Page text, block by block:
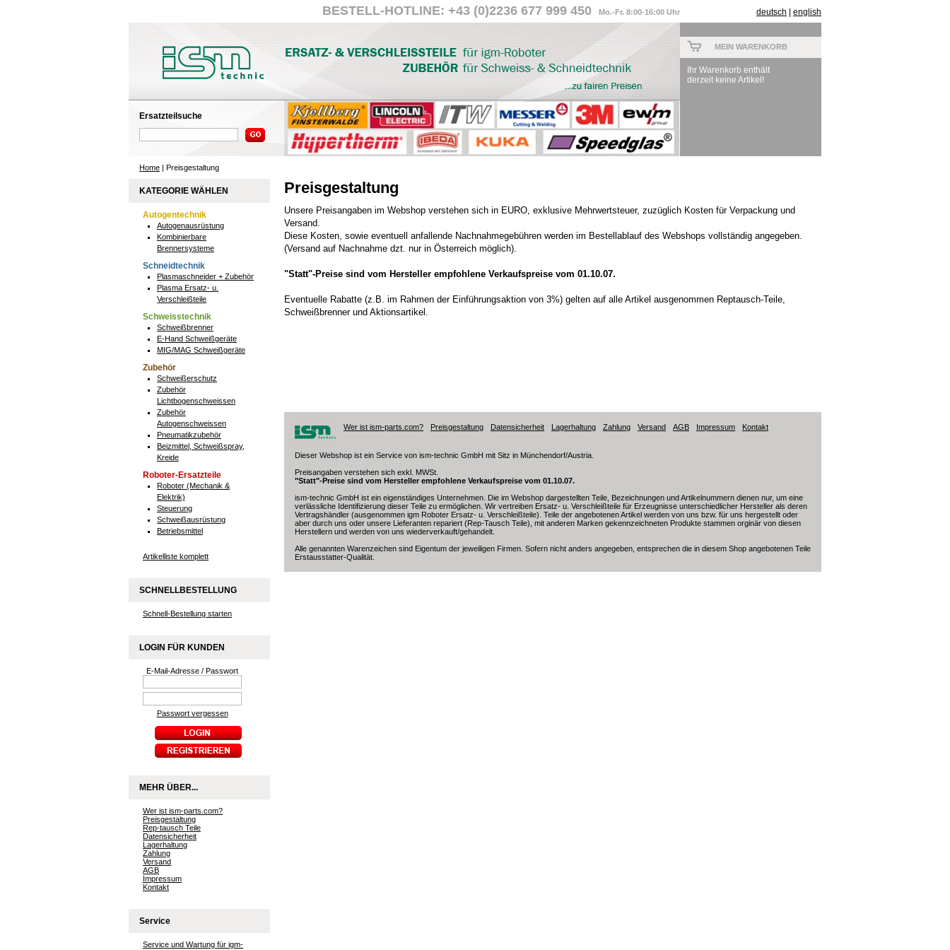
BESTELL-HOTLINE: +43 (0)2236 677 999 450 Mo.-Fr. 8:00-16:00 Uhr deutsch english
Ersatzteilsuche
MEIN WARENKORB
Ihr Warenkorb enthält
derzeit keine Artikel!
Home | Preisgestaltung
KATEGORIE WÄHLEN
Autogentechnik
Autogenausrüstung
Kombinierbare
Brennersysteme
Schneidtechnik
Plasmaschneider + Zubehör
Plasma Ersatz- u.
Verschleißteile
Schweisstechnik
Schweißbrenner
E-Hand Schweißgeräte
MIG/MAG Schweißgeräte
Zubehör
Schweißerschutz
Zubehör
Lichtbogenschweissen
Zubehör
Autogenschweissen
Pneumatikzubehör
Beizmittel, Schweißspray,
Kreide
Roboter-Ersatzteile
Roboter (Mechanik &
Elektrik)
Steuerung
Schweißausrüstung
Betriebsmittel
Artikelliste komplett
SCHNELLBESTELLUNG
Schnell-Bestellung starten
LOGIN FÜR KUNDEN
E-Mail-Adresse / Passwort
Passwort vergessen
MEHR ÜBER...
Wer ist ism-parts.com?
Preisgestaltung
Rep-tausch Teile
Datensicherheit
Lagerhaltung
Zahlung
Versand
AGB
Impressum
Kontakt
Service
Service und Wartung für igm-
Preisgestaltung
Unsere Preisangaben im Webshop verstehen sich in EURO, exklusive Mehrwertsteuer, zuzüglich Kosten für Verpackung und
Versand.
Diese Kosten, sowie eventuell anfallende Nachnahmegebühren werden im Bestellablauf des Webshops vollständig angegeben.
(Versand auf Nachnahme dzt. nur in Österreich möglich).
"Statt"-Preise sind vom Hersteller empfohlene Verkaufspreise vom 01.10.07.
Eventuelle Rabatte (z.B. im Rahmen der Einführungsaktion von 3%) gelten auf alle Artikel ausgenommen Reptausch-Teile,
Schweißbrenner und Aktionsartikel.
Wer ist ism-parts.com? Preisgestaltung Datensicherheit Lagerhaltung Zahlung Versand AGB Impressum Kontakt
Dieser Webshop ist ein Service von ism-technic GmbH mit Sitz in Münchendorf/Austria.
Preisangaben verstehen sich exkl. MWSt.
"Statt"-Preise sind vom Hersteller empfohlene Verkaufspreise vom 01.10.07.
ism-technic GmbH ist ein eigenständiges Unternehmen. Die im Webshop dargestellten Teile, Bezeichnungen und Artikelnummern dienen nur, um eine
verlässliche Identifizierung dieser Teile zu ermöglichen. Wir vertreiben Ersatz- u. Verschleißteile für Erzeugnisse unterschiedlicher Hersteller als deren
Vertragshändler (ausgenommen igm Roboter Ersatz- u. Verschleißteile). Teile der angebotenen Artikel werden von uns bzw. für uns hergestellt oder
aber durch uns oder unsere Lieferanten repariert (Rep-Tausch Teile), mit anderen Marken gekennzeichneten Produkte stammen orginär von diesen
Herstellern und werden von uns wiederverkauft/gehandelt.
Alle genannten Warenzeichen sind Eigentum der jeweiligen Firmen. Sofern nicht anders angegeben, entsprechen die in diesem Shop angebotenen Teile
Erstausstatter-Qualität.